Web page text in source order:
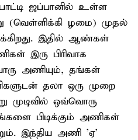
ஜப்பானில் உள்ள
(வெள்ளிக்கி ழமை) முதல்
இதில் ஆண்கள்
இரு பிரிவாக
அணியும், தங்கள்
தலா ஒரு முறை
முடிவில் ஒவ்வொரு
பிடிக்கும் அணிகள்
இந்திய அணி 'ஏ'